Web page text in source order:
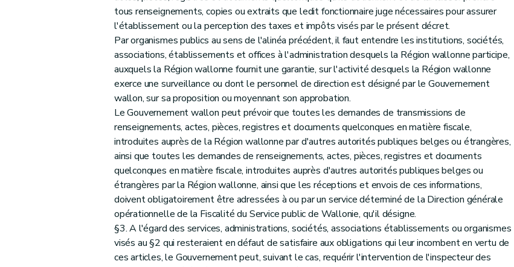
tous renseignements, copies ou extraits que ledit fonctionnaire juge nécessaires pour assurer
l'établissement ou la perception des taxes et impôts visés par le présent décret.
Par organismes publics au sens de l'alinéa précédent, il faut entendre les institutions, sociétés,
associations, établissements et offices à l'administration desquels la Région wallonne participe,
auxquels la Région wallonne fournit une garantie, sur l'activité desquels la Région wallonne
exerce une surveillance ou dont le personnel de direction est désigné par le Gouvernement
wallon, sur sa proposition ou moyennant son approbation.
Le Gouvernement wallon peut prévoir que toutes les demandes de transmissions de
renseignements, actes, pièces, registres et documents quelconques en matière fiscale,
introduites auprès de la Région wallonne par d'autres autorités publiques belges ou étrangères,
ainsi que toutes les demandes de renseignements, actes, pièces, registres et documents
quelconques en matière fiscale, introduites auprès d'autres autorités publiques belges ou
étrangères par la Région wallonne, ainsi que les réceptions et envois de ces informations,
doivent obligatoirement être adressées à ou par un service déterminé de la Direction générale
opérationnelle de la Fiscalité du Service public de Wallonie, qu'il désigne.
§3. A l'égard des services, administrations, sociétés, associations établissements ou organismes
visés au §2 qui resteraient en défaut de satisfaire aux obligations qui leur incombent en vertu de
ces articles, le Gouvernement peut, suivant le cas, requérir l'intervention de l'inspecteur des